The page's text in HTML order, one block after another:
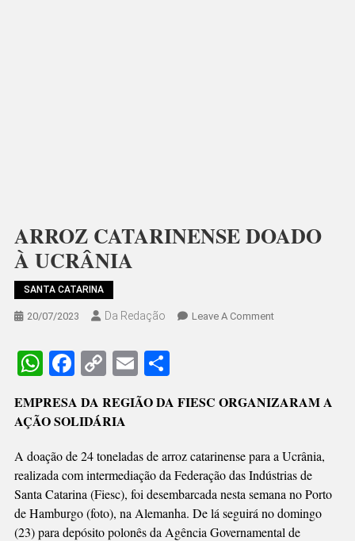
ARROZ CATARINENSE DOADO
À UCRÂNIA
SANTA CATARINA
20/07/2023 Da Redação Leave A CommentOn
UCRÂNIA
WhatsApp
Facebook
Copy
Link
EmailShare
EMPRESA DA REGIÃO DA FIESC ORGANIZARAM A
AÇÃO SOLIDÁRIA
A doação de 24 toneladas de arroz catarinense para a Ucrânia,
realizada com intermediação da Federação das Indústrias de
Santa Catarina (Fiesc), foi desembarcada nesta semana no Porto
de Hamburgo (foto), na Alemanha. De lá seguirá no domingo
(23) para depósito polonês da Agência Governamental de